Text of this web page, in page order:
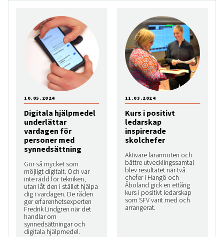
Digitala hjälpmedel
underlättar
vardagen för
personer med
synnedsättning
Gör så mycket som
möjligt digitalt. Och var
inte rädd för tekniken,
utan låt den i stället hjälpa
dig i vardagen. De råden
ger erfarenhetsexperten
Fredrik Lindgren när det
handlar om
synnedsättningar och
digitala hjälpmedel.
10.05.2024
Kurs i positivt
ledarskap
inspirerade
skolchefer
Aktivare lärarmöten och
bättre utvecklingssamtal
blev resultatet när två
chefer i Hangö och
Åboland gick en ettårig
kurs i positivt ledarskap
som SFV varit med och
arrangerat.
11.03.2024